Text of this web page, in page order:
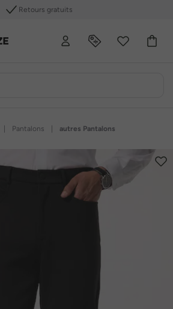
Retours gratuits
Pantalons autres Pantalons